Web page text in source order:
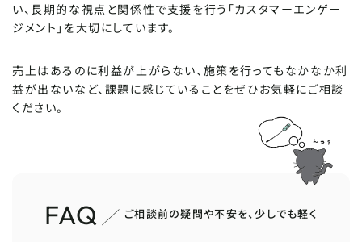
い、長期的な視点と関係性で支援を行う「カスタマーエンゲー
ジメント」を大切にしています。
売上はあるのに利益が上がらない、施策を行ってもなかなか利
益が出ないなど、課題に感じていることをぜひお気軽にご相談
ください。
FAQ ご相談前の疑問や不安を、少しでも軽く